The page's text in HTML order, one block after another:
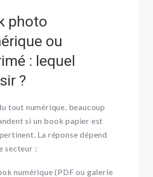
photo
ou
: lequel
?
tout numérique, beaucoup
si un book papier est
La réponse dépend
secteur :
numérique (PDF ou galerie